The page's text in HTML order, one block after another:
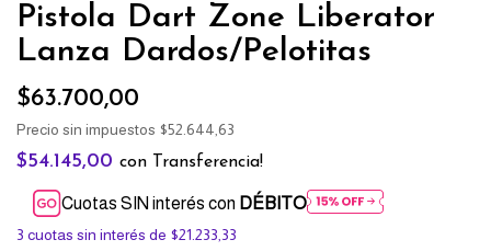
Pistola Dart Zone Liberator
Lanza Dardos/Pelotitas
$63.700,00
Precio sin impuestos $52.644,63
$54.145,00 con Transferencia!
Cuotas SIN interés con DÉBITO
3 cuotas sin interés de $21.233,33